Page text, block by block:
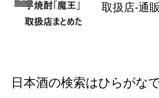
取扱店-通
日本酒の検索はひらがな